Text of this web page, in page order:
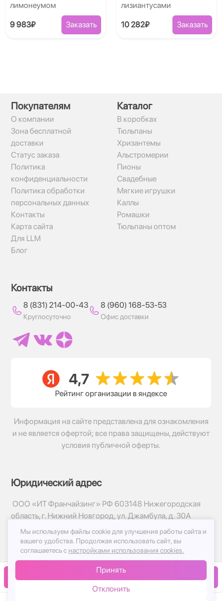
В корзину
лимонеумом
9 983₽ Заказать
лизиантусами
10 282₽ Заказать
Покупателям
О компании
Зона бесплатной
доставки
Статус заказа
Политика
конфиденциальности
Политика обработки
персональных данных
Контакты
Карта сайта
Для LLM
Блог
Каталог
В коробках
Тюльпаны
Хризантемы
Альстромерии
Пионы
Свадебные
Мягкие игрушки
Каллы
Ромашки
Тюльпаны оптом
Контакты
8 (831) 214-00-43
Круглосуточно
8 (960) 168-53-53
Офис доставки
Рейтинг организации в яндексе
Информация на сайте представлена для ознакомления
и не является офертой; все права защищены, действуют
условия публичной оферты.
Юридический адрес
ООО «ИТ Франчайзинг» РФ 603148 Нижегородская
область, г. Нижний Новгород, ул. Джамбула, д. 30А
© 2017-2026г, База Цветов 24.ру
Политика конфиденциальности
Публичная оферта
Мы используем файлы cookie для улучшения работы сайта и
вашего удобства. Продолжая использовать сайт, вы
соглашаетесь с настройками использования cookies.
Принять
Отклонить